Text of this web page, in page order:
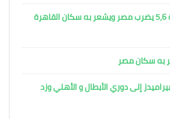
عاجل : زلزال بقوة 5,6 يضرب مصر ويشعر به سكان القاهرة
به سكان مصر
إلى دوري الأبطال و الأهلي وزد